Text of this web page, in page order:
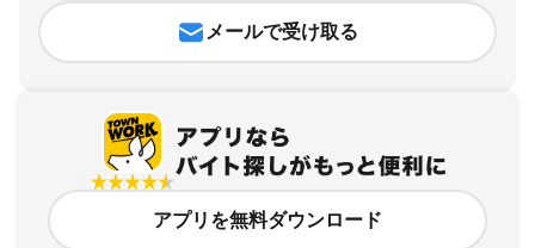
メールで受け取る
アプリを無料ダウンロード